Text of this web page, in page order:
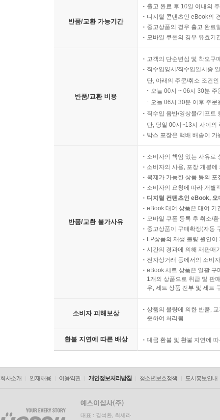
반품/교환 가능기간
출고 완료 후 10일 이내의
디지털 콘텐츠인 eBook의
중고상품의 경우 출고 완료
모바일 쿠폰의 경우 유효기
반품/교환 비용
고객의 단순변심 및 착오구
직수입양서/직수입일서중
단, 아래의 주문/취소 조건
오늘 00시 ~ 06시 30분
오늘 06시 30분 이후 주
직수입 음반/영상물/기프트
단, 당일 00시~13시 사이의
박스 포장은 택배 배송이
반품/교환 불가사유
소비자의 책임 있는 사유로
소비자의 사용, 포장 개봉
복제가 가능한 상품 등의
소비자의 요청에 따라 개별
디지털 컨텐츠인 eBook,
eBook 대여 상품은 대여 기
모바일 쿠폰 등록 후 취소/
중고상품이 구매확정(자동
LP상품의 재생 불량 원인
시간의 경과에 의해 재판매
전자상거래 등에서의 소비
eBook 세트 상품은 일괄 구
1개의 상품으로 취급 및 판
우, 세트 상품 전부 및 세트
소비자 피해보상
상품의 불량에 의한 반품,
준하여 처리됨
환불 지연에 따른 배상 대금 환불 및 환불 지연에
회사소개 인재채용 이용약관 개인정보처리방침 청소년보호정책 도서홍보안내
대표 : 김석환, 최세라